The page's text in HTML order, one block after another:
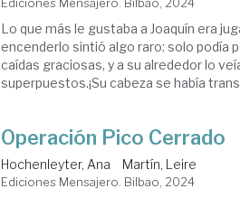
Lo que más le gustaba a Joaquín era
encenderlo sintió algo raro: solo podía
caídas graciosas, y a su alrededor lo
superpuestos.¡Su cabeza se había
Operación Pico Cerrado
Hochenleyter, Ana Martín, Leire
Ediciones Mensajero. Bilbao, 2024